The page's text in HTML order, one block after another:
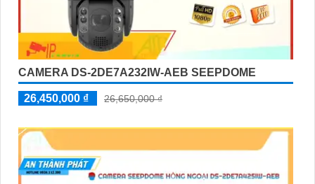
CAMERA DS-2DE7A232IW-AEB SEEPDOME
26,450,000 ₫ 26,650,000 ₫